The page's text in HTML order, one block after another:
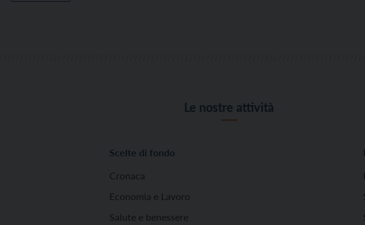
Le nostre attività
Scelte di fondo
Cronaca
Economia e Lavoro
Salute e benessere